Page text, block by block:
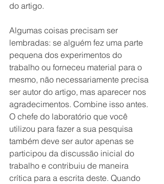
do artigo.
Algumas coisas precisam ser
lembradas: se alguém fez uma parte
pequena dos experimentos do
trabalho ou forneceu material para o
mesmo, não necessariamente precisa
ser autor do artigo, mas aparecer nos
agradecimentos. Combine isso antes.
O chefe do laboratório que você
utilizou para fazer a sua pesquisa
também deve ser autor apenas se
participou da discussão inicial do
trabalho e contribuiu de maneira
crítica para a escrita deste. Quando